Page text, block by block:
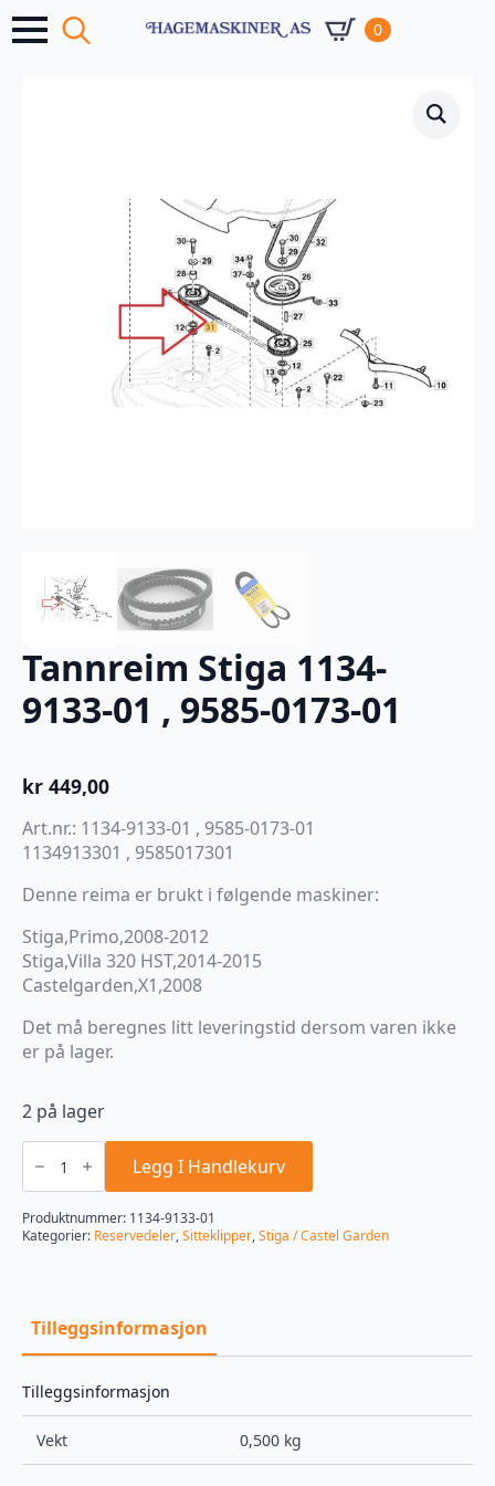
0
Tannreim Stiga 1134-
9133-01 , 9585-0173-01
kr 449,00
Art.nr.: 1134-9133-01 , 9585-0173-01
1134913301 , 9585017301
Denne reima er brukt i følgende maskiner:
Stiga,Primo,2008-2012
Stiga,Villa 320 HST,2014-2015
Castelgarden,X1,2008
Det må beregnes litt leveringstid dersom varen ikke
er på lager.
2 på lager
Tannreim
Stiga
9133-
01
,
9585-
Legg I Handlekurv
Produktnummer: 1134-9133-01
Kategorier: Reservedeler,Sitteklipper,Stiga / Castel Garden
Tilleggsinformasjon
Tilleggsinformasjon
Vekt 0,500 kg